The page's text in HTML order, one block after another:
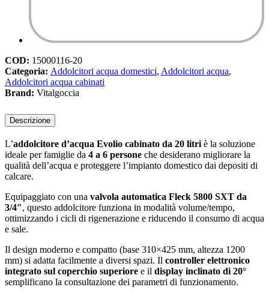
COD: 15000116-20
Categoria: Addolcitori acqua domestici, Addolcitori acqua,
Addolcitori acqua cabinati
Brand: Vitalgoccia
Descrizione
L’addolcitore d’acqua Evolio cabinato da 20 litri è la soluzione
ideale per famiglie da 4 a 6 persone che desiderano migliorare la
qualità dell’acqua e proteggere l’impianto domestico dai depositi di
calcare.
Equipaggiato con una valvola automatica Fleck 5800 SXT da
3/4″, questo addolcitore funziona in modalità volume/tempo,
ottimizzando i cicli di rigenerazione e riducendo il consumo di acqua
e sale.
Il design moderno e compatto (base 310×425 mm, altezza 1200
mm) si adatta facilmente a diversi spazi. Il controller elettronico
integrato sul coperchio superiore e il display inclinato di 20°
semplificano la consultazione dei parametri di funzionamento.